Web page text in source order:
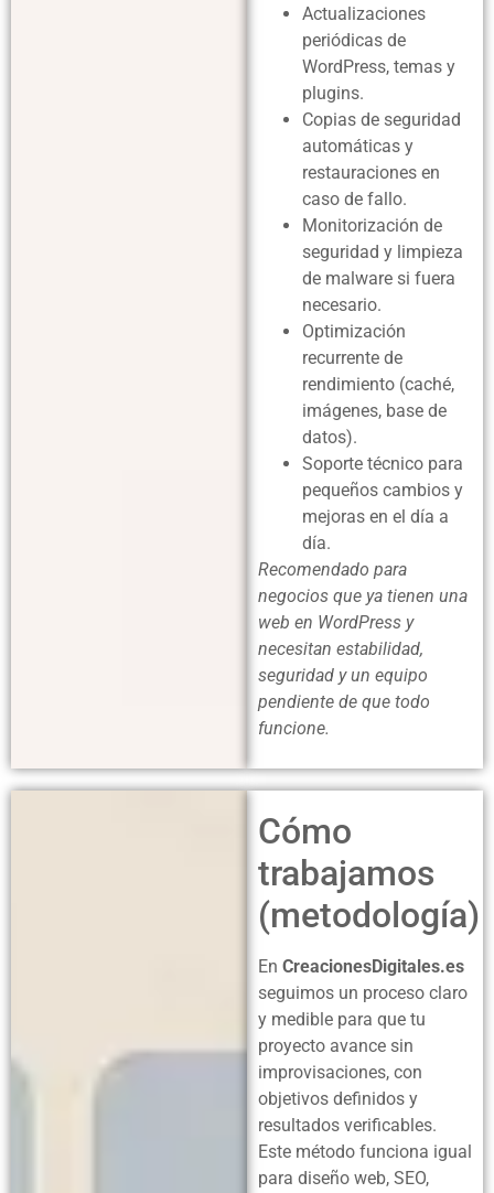
Actualizaciones
periódicas de
WordPress, temas y
plugins.
Copias de seguridad
automáticas y
restauraciones en
caso de fallo.
Monitorización de
seguridad y limpieza
de malware si fuera
necesario.
Optimización
recurrente de
rendimiento (caché,
imágenes, base de
datos).
Soporte técnico para
pequeños cambios y
mejoras en el día a
día.
Recomendado para
negocios que ya tienen una
web en WordPress y
necesitan estabilidad,
seguridad y un equipo
pendiente de que todo
funcione.
Cómo
trabajamos
(metodología)
En CreacionesDigitales.es
seguimos un proceso claro
y medible para que tu
proyecto avance sin
improvisaciones, con
objetivos definidos y
resultados verificables.
Este método funciona igual
para diseño web, SEO,